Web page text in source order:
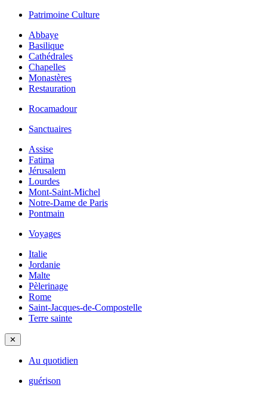
Patrimoine Culture
Abbaye
Basilique
Cathédrales
Chapelles
Monastères
Restauration
Rocamadour
Sanctuaires
Assise
Fatima
Jérusalem
Lourdes
Mont-Saint-Michel
Notre-Dame de Paris
Pontmain
Voyages
Italie
Jordanie
Malte
Pèlerinage
Rome
Saint-Jacques-de-Compostelle
Terre sainte
✕
Au quotidien
guérison